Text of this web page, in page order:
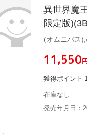
異世界魔
限定版
¥11,550
獲得ポイント
在庫なし
発売年月日：